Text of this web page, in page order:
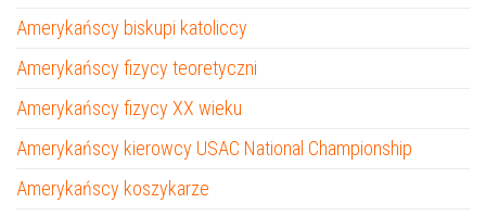
Amerykańscy biskupi katoliccy
Amerykańscy fizycy teoretyczni
Amerykańscy fizycy XX wieku
Amerykańscy kierowcy USAC National Championship
Amerykańscy koszykarze